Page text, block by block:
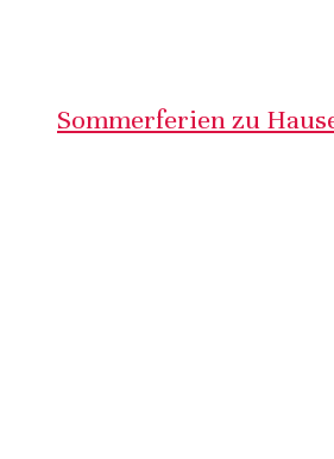
Sommerferien zu